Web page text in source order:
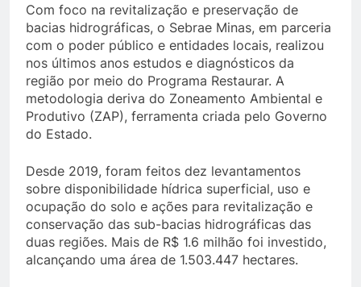
Com foco na revitalização e preservação de
bacias hidrográficas, o Sebrae Minas, em parceria
com o poder público e entidades locais, realizou
nos últimos anos estudos e diagnósticos da
região por meio do Programa Restaurar. A
metodologia deriva do Zoneamento Ambiental e
Produtivo (ZAP), ferramenta criada pelo Governo
do Estado.
Desde 2019, foram feitos dez levantamentos
sobre disponibilidade hídrica superficial, uso e
ocupação do solo e ações para revitalização e
conservação das sub-bacias hidrográficas das
duas regiões. Mais de R$ 1.6 milhão foi investido,
alcançando uma área de 1.503.447 hectares.